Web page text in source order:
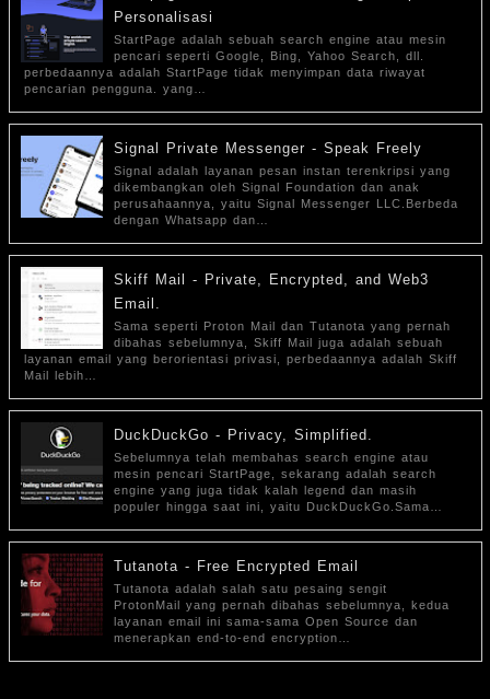
Personalisasi
StartPage adalah sebuah search engine atau mesin
pencari seperti Google, Bing, Yahoo Search, dll.
perbedaannya adalah StartPage tidak menyimpan data riwayat
pencarian pengguna. yang…
Signal Private Messenger - Speak Freely
Signal adalah layanan pesan instan terenkripsi yang
dikembangkan oleh Signal Foundation dan anak
perusahaannya, yaitu Signal Messenger LLC.Berbeda
dengan Whatsapp dan…
Skiff Mail - Private, Encrypted, and Web3
Email.
Sama seperti Proton Mail dan Tutanota yang pernah
dibahas sebelumnya, Skiff Mail juga adalah sebuah
layanan email yang berorientasi privasi, perbedaannya adalah Skiff
Mail lebih…
DuckDuckGo - Privacy, Simplified.
Sebelumnya telah membahas search engine atau
mesin pencari StartPage, sekarang adalah search
engine yang juga tidak kalah legend dan masih
populer hingga saat ini, yaitu DuckDuckGo.Sama…
Tutanota - Free Encrypted Email
Tutanota adalah salah satu pesaing sengit
ProtonMail yang pernah dibahas sebelumnya, kedua
layanan email ini sama-sama Open Source dan
menerapkan end-to-end encryption…